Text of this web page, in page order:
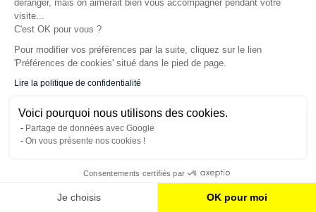
déranger, mais on aimerait bien vous accompagner pendant votre
visite...
C'est OK pour vous ?
Pour modifier vos préférences par la suite, cliquez sur le lien
'Préférences de cookies' situé dans le pied de page.
Lire la politique de confidentialité
Voici pourquoi nous utilisons des cookies.
Partage de données avec Google
On vous présente nos cookies !
Consentements certifiés par
Je choisis OK pour moi